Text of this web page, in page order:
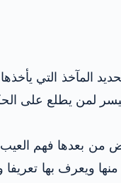
المآخذ التي
يتيسر لمن يطلع على
من بعدها فهم
ويعرف بها